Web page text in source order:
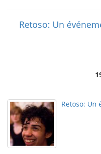
Retoso: Un
Retoso: